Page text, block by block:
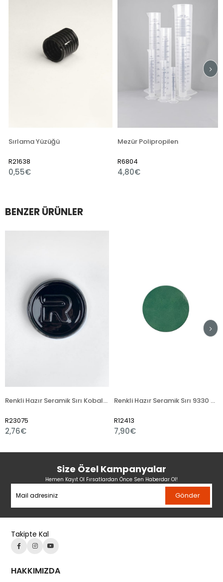
Sırlama Yüzüğü
R21638
0,55€
Mezür Polipropilen
R6804
4,80€
BENZER ÜRÜNLER
Renkli Hazır Seramik Sırı Kobalt Siyah 789 (1050°C) Renkli Hazır Seramik Sırı 9330 Atlantik Turkuaz
Size Özel Kampanyalar
Hemen Kayıt Ol Fırsatlardan Önce Sen Haberdar Ol!
Gönder
Takipte Kal
HAKKIMIZDA